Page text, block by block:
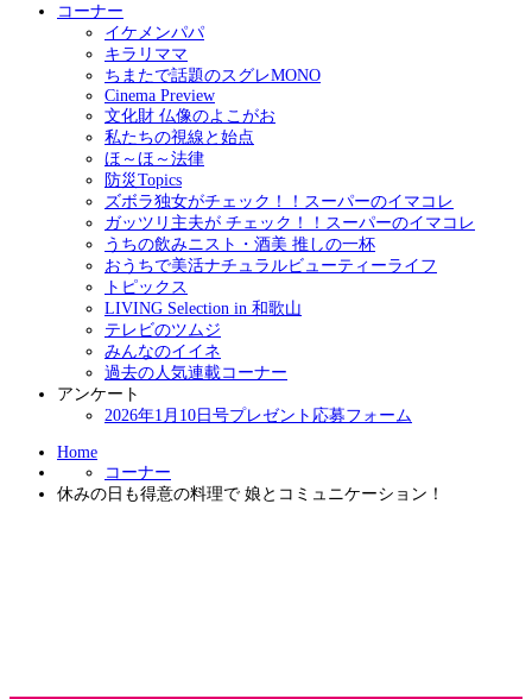
コーナー
イケメンパパ
キラリママ
ちまたで話題のスグレMONO
Cinema Preview
文化財 仏像のよこがお
私たちの視線と始点
ほ～ほ～法律
防災Topics
ズボラ独女がチェック！！スーパーのイマコレ
ガッツリ主夫が チェック！！スーパーのイマコレ
うちの飲みニスト・酒美 推しの一杯
おうちで美活ナチュラルビューティーライフ
トピックス
LIVING Selection in 和歌山
テレビのツムジ
みんなのイイネ
過去の人気連載コーナー
アンケート
2026年1月10日号プレゼント応募フォーム
Home
コーナー
休みの日も得意の料理で 娘とコミュニケーション！